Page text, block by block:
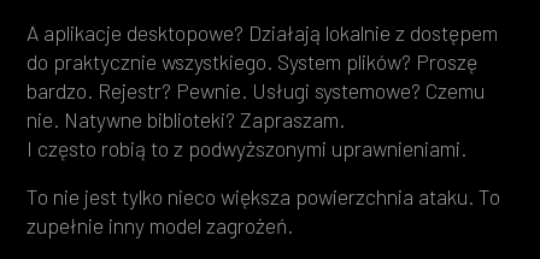
A aplikacje desktopowe? Działają lokalnie z dostępem
do praktycznie wszystkiego. System plików? Proszę
bardzo. Rejestr? Pewnie. Usługi systemowe? Czemu
nie. Natywne biblioteki? Zapraszam.
I często robią to z podwyższonymi uprawnieniami.
To nie jest tylko nieco większa powierzchnia ataku. To
zupełnie inny model zagrożeń.